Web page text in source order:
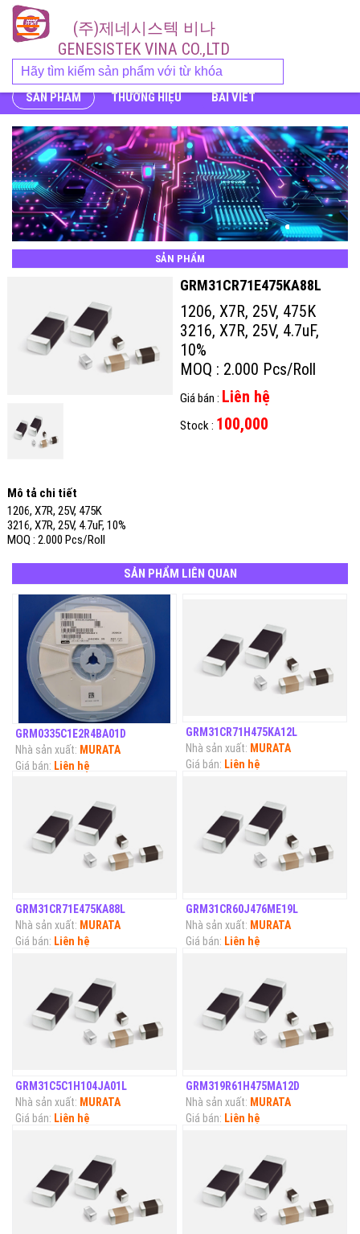
(주)제네시스텍 비나
GENESISTEK VINA CO.,LTD
SẢN PHẨM THƯƠNG HIỆU BÀI VIẾT
SẢN PHẨM
GRM31CR71E475KA88L
1206, X7R, 25V, 475K
3216, X7R, 25V, 4.7uF,
10%
MOQ : 2.000 Pcs/Roll
Giá bán : Liên hệ
Stock : 100,000
Mô tả chi tiết
1206, X7R, 25V, 475K
3216, X7R, 25V, 4.7uF, 10%
MOQ : 2.000 Pcs/Roll
SẢN PHẨM LIÊN QUAN
GRM0335C1E2R4BA01D
Nhà sản xuất: MURATA
Giá bán: Liên hệ
GRM31CR71H475KA12L
Nhà sản xuất: MURATA
Giá bán: Liên hệ
GRM31CR71E475KA88L
Nhà sản xuất: MURATA
Giá bán: Liên hệ
GRM31CR60J476ME19L
Nhà sản xuất: MURATA
Giá bán: Liên hệ
GRM31C5C1H104JA01L
Nhà sản xuất: MURATA
Giá bán: Liên hệ
GRM319R61H475MA12D
Nhà sản xuất: MURATA
Giá bán: Liên hệ